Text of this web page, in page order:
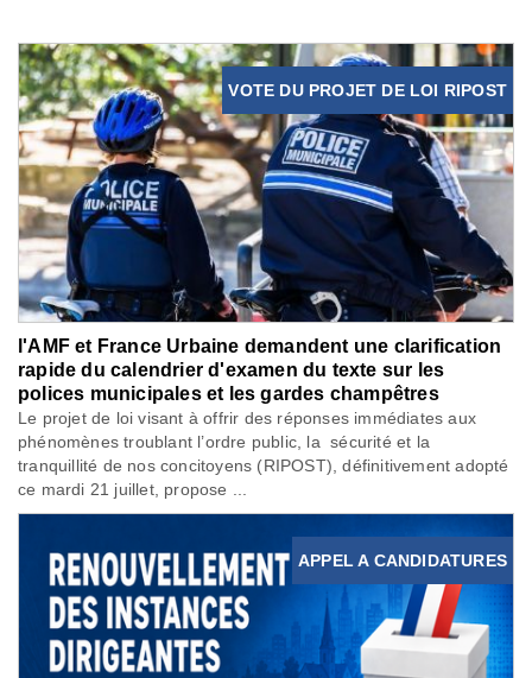
VOTE DU PROJET DE LOI RIPOST
l'AMF et France Urbaine demandent une clarification
rapide du calendrier d'examen du texte sur les
polices municipales et les gardes champêtres
Le projet de loi visant à offrir des réponses immédiates aux
phénomènes troublant l’ordre public, la sécurité et la
tranquillité de nos concitoyens (RIPOST), définitivement adopté
ce mardi 21 juillet, propose ...
APPEL A CANDIDATURES